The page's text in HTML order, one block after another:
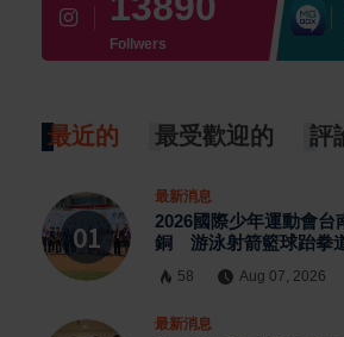
Follwers
最近的 最受歡迎的 評
最新消息
2026國際少年運動會台
銅 游泳射箭籃球跆拳
58 Aug 07, 2026
最新消息